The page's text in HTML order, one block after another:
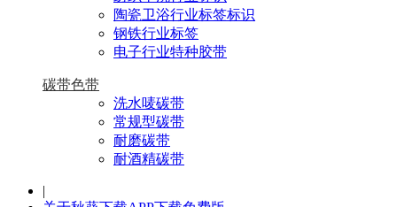
陶瓷卫浴行业标签标识
钢铁行业标签
电子行业特种胶带
碳带色带
洗水唛碳带
常规型碳带
耐磨碳带
耐酒精碳带
|